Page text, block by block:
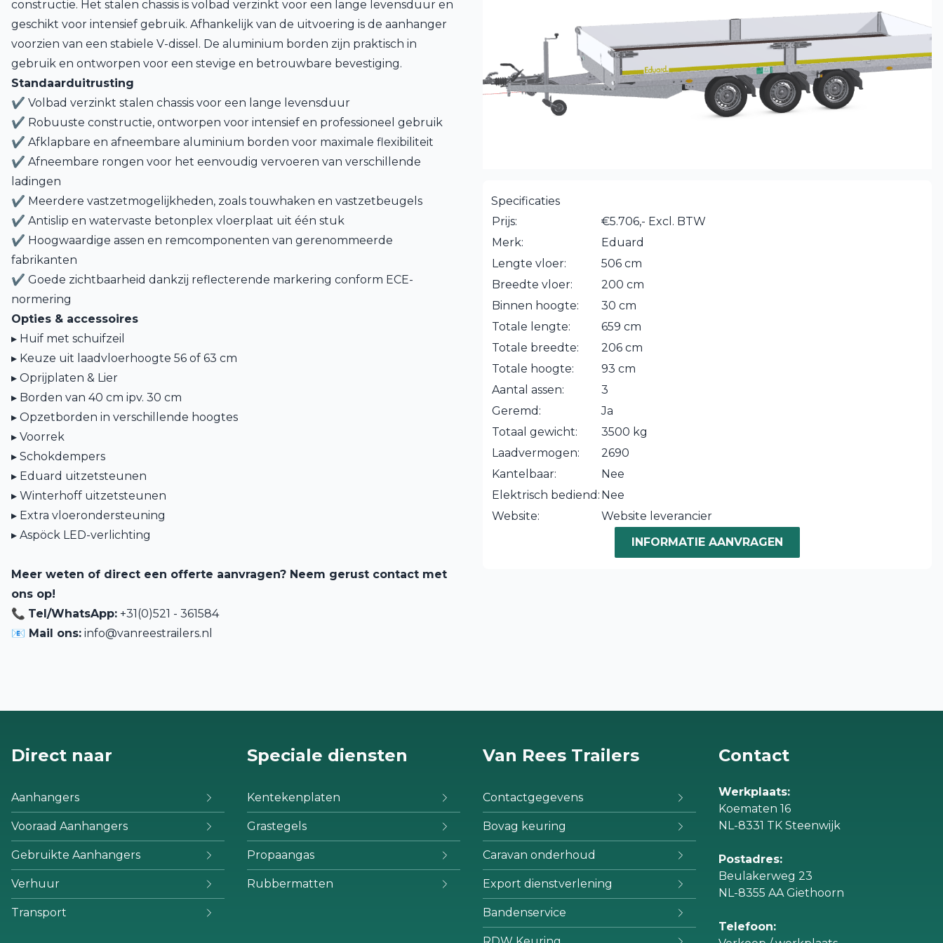
constructie. Het stalen chassis is volbad verzinkt voor een lange levensduur en
geschikt voor intensief gebruik. Afhankelijk van de uitvoering is de aanhanger
voorzien van een stabiele V-dissel. De aluminium borden zijn praktisch in
gebruik en ontworpen voor een stevige en betrouwbare bevestiging.
Standaarduitrusting
✔ Volbad verzinkt stalen chassis voor een lange levensduur
✔ Robuuste constructie, ontworpen voor intensief en professioneel gebruik
✔ Afklapbare en afneembare aluminium borden voor maximale flexibiliteit
✔ Afneembare rongen voor het eenvoudig vervoeren van verschillende
ladingen
✔ Meerdere vastzetmogelijkheden, zoals touwhaken en vastzetbeugels
✔ Antislip en watervaste betonplex vloerplaat uit één stuk
✔ Hoogwaardige assen en remcomponenten van gerenommeerde
fabrikanten
✔ Goede zichtbaarheid dankzij reflecterende markering conform ECE-
normering
Opties & accessoires
▸ Huif met schuifzeil
▸ Keuze uit laadvloerhoogte 56 of 63 cm
▸ Oprijplaten & Lier
▸ Borden van 40 cm ipv. 30 cm
▸ Opzetborden in verschillende hoogtes
▸ Voorrek
▸ Schokdempers
▸ Eduard uitzetsteunen
▸ Winterhoff uitzetsteunen
▸ Extra vloerondersteuning
▸ Aspöck LED-verlichting
Meer weten of direct een offerte aanvragen? Neem gerust contact met
ons op!
📞 Tel/WhatsApp: +31(0)521 - 361584
📧 Mail ons: info@vanreestrailers.nl
Specificaties
Prijs:
€5.706,- Excl. BTW
Merk:
Eduard
Lengte vloer:
506 cm
Breedte vloer:
200 cm
Binnen hoogte:
30 cm
Totale lengte:
659 cm
Totale breedte:
206 cm
Totale hoogte:
93 cm
Aantal assen:
3
Geremd:
Ja
Totaal gewicht:
3500 kg
Laadvermogen:
2690
Kantelbaar:
Nee
Elektrisch bediend: Nee
Website:
Website leverancier
INFORMATIE AANVRAGEN
Direct naar
Aanhangers
Vooraad Aanhangers
Gebruikte Aanhangers
Verhuur
Transport
Speciale diensten
Kentekenplaten
Grastegels
Propaangas
Rubbermatten
Van Rees Trailers
Contactgegevens
Bovag keuring
Caravan onderhoud
Export dienstverlening
Bandenservice
Contact
Werkplaats:
Koematen 16
NL-8331 TK Steenwijk
Postadres:
Beulakerweg 23
NL-8355 AA Giethoorn
Telefoon: